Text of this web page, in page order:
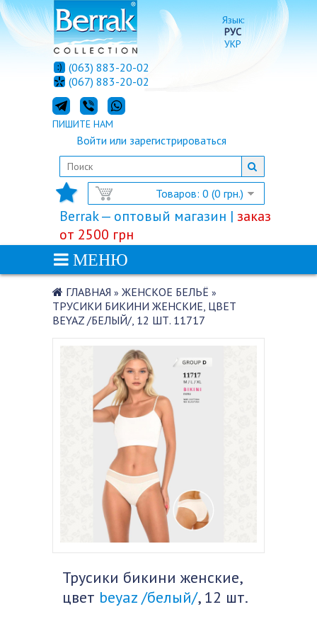
Язык:
РУС
УКР
Товаров: 0 (0 грн.)
Войти или зарегистрироваться
(063) 883-20-02
(067) 883-20-02
ПИШИТЕ НАМ
Berrak — оптовый магазин | заказ
от 2500 грн
МЕНЮ
ГЛАВНАЯ » ЖЕНСКОЕ БЕЛЬЁ »
ТРУСИКИ БИКИНИ ЖЕНСКИЕ, ЦВЕТ
BEYAZ /БЕЛЫЙ/, 12 ШТ. 11717
Трусики бикини женские,
цвет beyaz /белый/, 12 шт.